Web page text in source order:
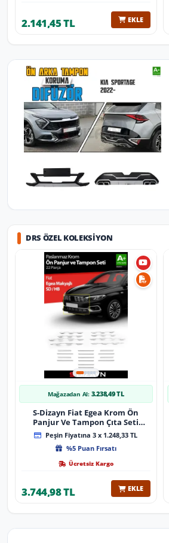
2.141,45 TL EKLE
DRS ÖZEL KOLEKSIYON
Mağazadan Al: 3.238,49 TL
S-Dizayn Fiat Egea Krom Ön
Panjur Ve Tampon Çıta Seti
Diamond Model 22 Prç. 2020
Üzeri (Parlak Krom)
Peşin Fiyatına 3 x 1.248,33 TL
%5 Puan Fırsatı
Ücretsiz Kargo
3.744,98 TL EKLE